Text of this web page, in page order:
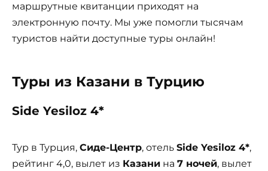
маршрутные квитанции приходят на
электронную почту. Мы уже помогли тысячам
туристов найти доступные туры онлайн!
Туры из Казани в Турцию
Side Yesiloz 4*
Тур в Турция, Сиде-Центр, отель Side Yesiloz 4*,
рейтинг 4,0, вылет из Казани на 7 ночей, вылет